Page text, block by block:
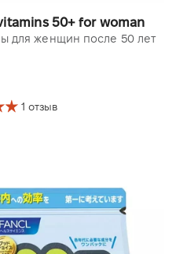
50+ for woman
для женщин после 50 лет
1 отзыв